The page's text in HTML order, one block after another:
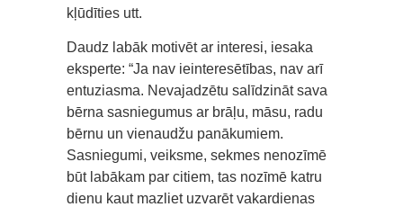
kļūdīties utt.
Daudz labāk motivēt ar interesi, iesaka
eksperte: “Ja nav ieinteresētības, nav arī
entuziasma. Nevajadzētu salīdzināt sava
bērna sasniegumus ar brāļu, māsu, radu
bērnu un vienaudžu panākumiem.
Sasniegumi, veiksme, sekmes nenozīmē
būt labākam par citiem, tas nozīmē katru
dienu kaut mazliet uzvarēt vakardienas